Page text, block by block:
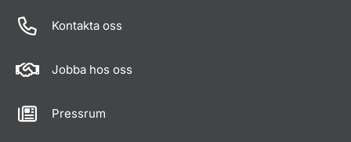
Kontakta oss
Jobba hos oss
Pressrum